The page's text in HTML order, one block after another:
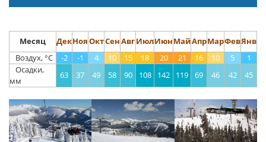
Месяц ДекНояОктСенАвгИюлИюнМайАпрМарФевЯнв
Воздух, °С
-2 -1 4 10 15 18 20 21 16 10 5
1
Осадки,
мм
63 37 49 58 90 108 142 119 69 46 42 45